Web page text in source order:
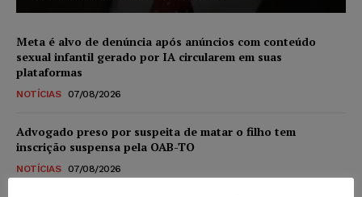
Meta é alvo de denúncia após anúncios com conteúdo
sexual infantil gerado por IA circularem em suas
plataformas
NOTÍCIAS 07/08/2026
Advogado preso por suspeita de matar o filho tem
inscrição suspensa pela OAB-TO
NOTÍCIAS 07/08/2026